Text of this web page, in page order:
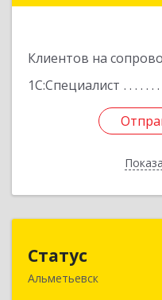
Клиентов на
1С:Специалист
Статус
Альметьевск
423450, Татарстан